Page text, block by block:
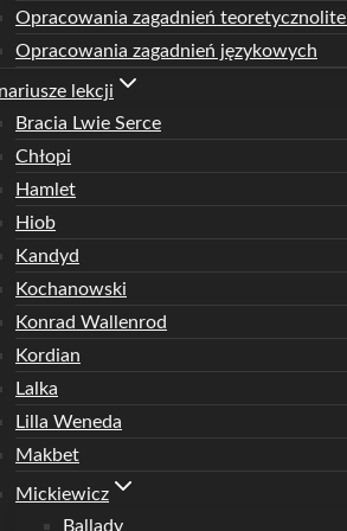
Opracowania zagadnień
Opracowania zagadnień językowych
lekcji
Bracia Lwie Serce
Chłopi
Hamlet
Hiob
Kandyd
Kochanowski
Konrad Wallenrod
Kordian
Lalka
Lilla Weneda
Makbet
Mickiewicz
Ballady